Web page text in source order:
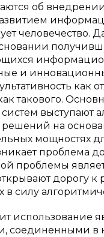
об
человечество.
и
как
такового.
решений на
мощностях
проблема
проблемы
дорогу
в силу
использование
в